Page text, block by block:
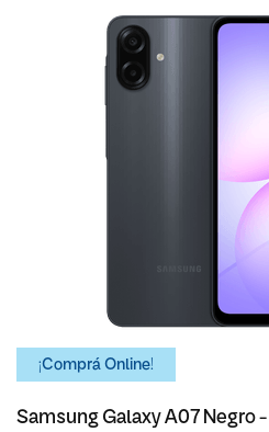
¡Comprá Online!
Samsung Galaxy A07 Negro -